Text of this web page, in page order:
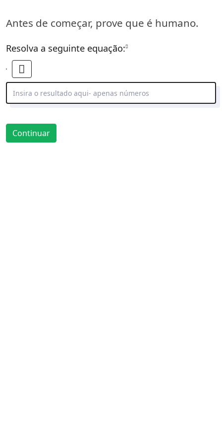
Antes de começar, prove que é humano.
Resolva a seguinte equação: ( Obrigatório )
Continuar